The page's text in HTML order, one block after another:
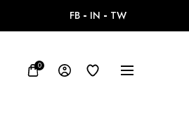
FB IN TW
0